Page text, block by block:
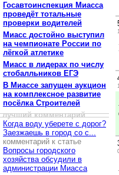
Госавтоинспекция Миасса
проведёт тотальные
проверки водителей
Миасс достойно выступил
на чемпионате России по
лёгкой атлетике
Миасс в лидерах по числу
стобалльников ЕГЭ
В Миассе запущен аукцион
на комплексное развитие
посёлка Строителей
лучший комментарий
Когда воду уберете с дорог?
Заезжаешь в город со с...
комментарий к статье
Вопросы городского
хозяйства обсудили в
администрации Миасса